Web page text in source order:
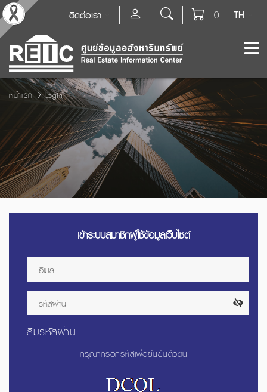
TH
0
ติดต่อเรา
หน้าแรก Login
เข้าระบบสมาชิกผู้ใช้ข้อมูลเว็บไซต์
ลืมรหัสผ่าน
กรุณากรอกรหัสเพื่อยืนยันตัวตน